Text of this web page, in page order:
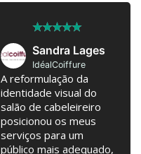
Sandra Lages
★★★★★
IdéalCoiffure
A reformulação da
identidade visual do
salão de cabeleireiro
posicionou os meus
serviços para um
público mais adequado,